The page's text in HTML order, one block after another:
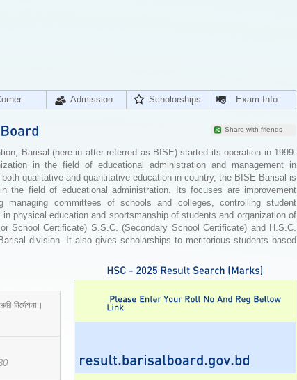
Admission Scholorships Exam Info
Share with friends
Barisal (here in after referred as BISE) started its operation in 1999.
in the field of educational administration and management in
qualitative and quantitative education in country, the BISE-Barisal is
field of educational administration. Its focuses are improvement
managing committees of schools and colleges, controlling student
physical education and sportsmanship of students and organization of
School Certificate) S.S.C. (Secondary School Certificate) and H.S.C.
division. It also gives scholarships to meritorious students based
নির্দেশনা।